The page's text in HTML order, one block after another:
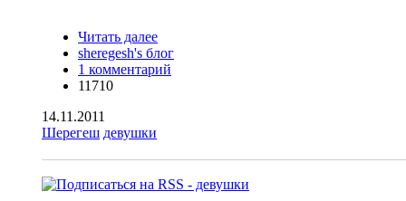
Читать далее
sheregesh's блог
1 комментарий
11710
14.11.2011
Шерегеш девушки